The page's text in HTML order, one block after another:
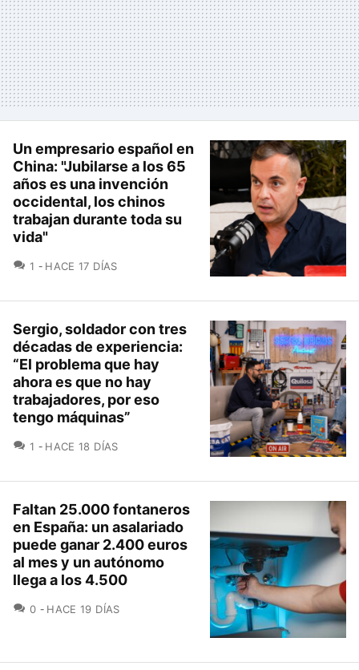
Un empresario español en
China: "Jubilarse a los 65
años es una invención
occidental, los chinos
trabajan durante toda su
vida"
1 COMENTARIOS
HACE 17 DÍAS
Sergio, soldador con tres
décadas de experiencia:
“El problema que hay
ahora es que no hay
trabajadores, por eso
tengo máquinas”
1 COMENTARIOS
HACE 18 DÍAS
Faltan 25.000 fontaneros
en España: un asalariado
puede ganar 2.400 euros
al mes y un autónomo
llega a los 4.500
0 COMENTARIOS
HACE 19 DÍAS